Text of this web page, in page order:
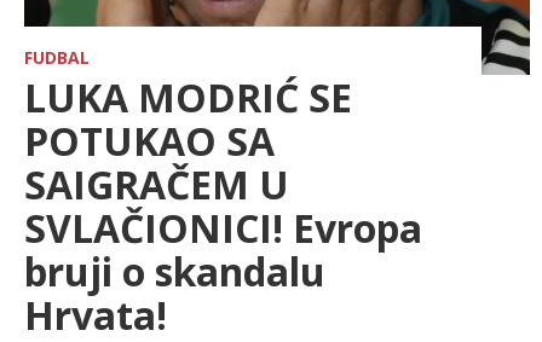
HRONIKA
FARMERI
TV
SPORT
LIFESTYLE
FUDBAL
LUKA MODRIĆ SE
POTUKAO SA
SAIGRAČEM U
SVLAČIONICI! Evropa
bruji o skandalu
Hrvata!